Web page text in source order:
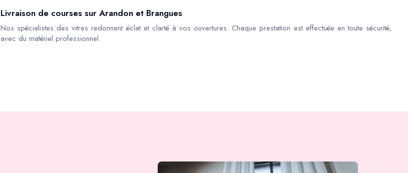
Livraison de courses sur Arandon et Brangues
Nos spécialistes des vitres redonnent éclat et clarté à vos ouvertures. Chaque prestation est effectuée en toute sécurité,
avec du matériel professionnel.